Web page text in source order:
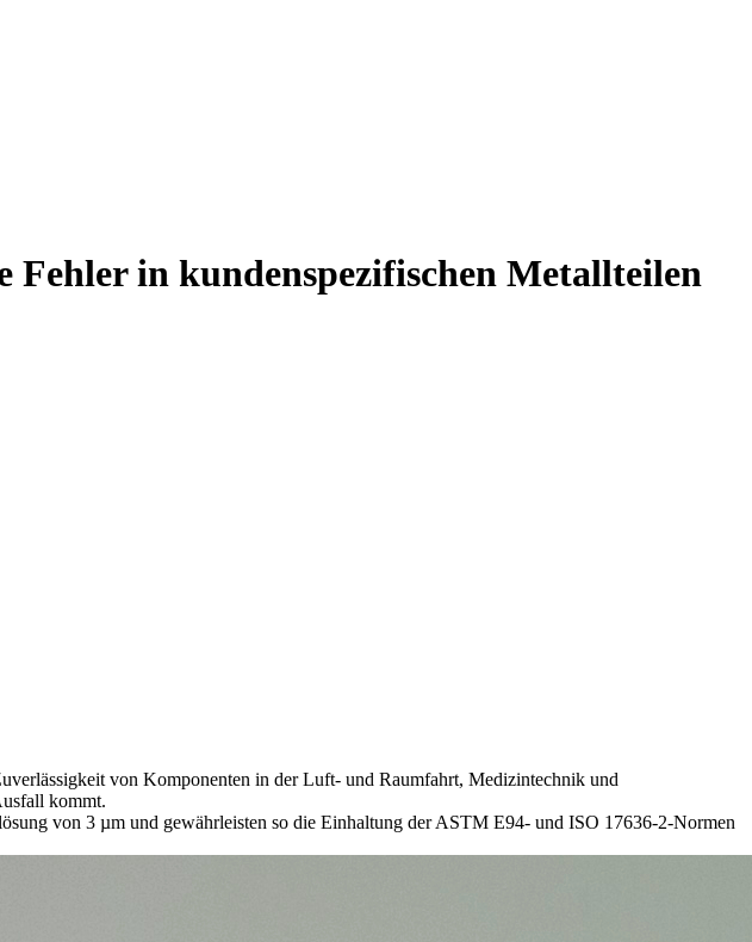
in kundenspezifischen Metallteilen
von Komponenten in der Luft- und Raumfahrt, Medizintechnik und
kommt.
von 3 µm und gewährleisten so die Einhaltung der ASTM E94- und ISO 17636-2-Normen